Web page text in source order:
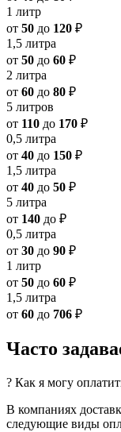
1 литр
от 50 до 120 ₽
1,5 литра
от 50 до 60 ₽
2 литра
от 60 до 80 ₽
5 литров
от 110 до 170 ₽
0,5 литра
от 40 до 150 ₽
1,5 литра
от 40 до 50 ₽
5 литра
от 140 до ₽
0,5 литра
от 30 до 90 ₽
1 литр
от 50 до 60 ₽
1,5 литра
от 60 до 706 ₽
Часто
? Как я могу
В компаниях
следующие виды